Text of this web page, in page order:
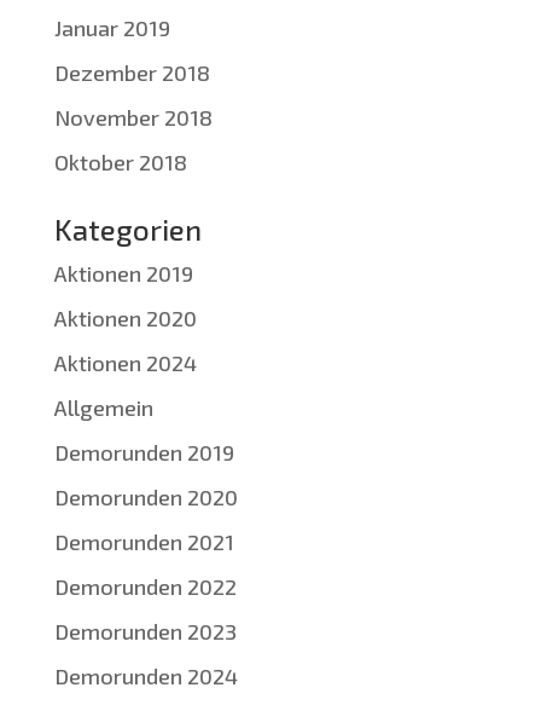
Januar 2019
Dezember 2018
November 2018
Oktober 2018
Kategorien
Aktionen 2019
Aktionen 2020
Aktionen 2024
Allgemein
Demorunden 2019
Demorunden 2020
Demorunden 2021
Demorunden 2022
Demorunden 2023
Demorunden 2024